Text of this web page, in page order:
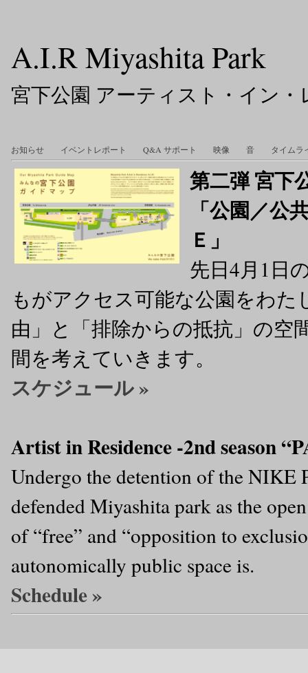
A.I.R Miyashita Park
宮下公園 アーティスト・イン
お知らせ イベントレポート Q&A サポート 映像 音 タイムラ
第二弾 宮下
「公園／公
Ｅ」
先日4月1日
もがアクセス可能な公園をわ
由」と「排除からの抵抗」の空
間を考えていきます。
スケジュール »
Artist in Residence ‐2nd season
Undergo the detention of the NIKE
defended Miyashita park as the
of “free” and “opposition to
autonomically public space is.
Schedule »